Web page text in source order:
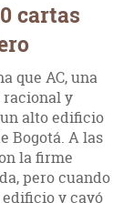
cartas
que AC, una
y
alto edificio
Bogotá. A las
la firme
pero cuando
y cayó